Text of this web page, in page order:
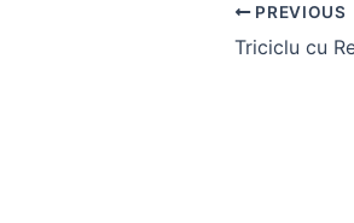
Post
navigation
PREVIOUS